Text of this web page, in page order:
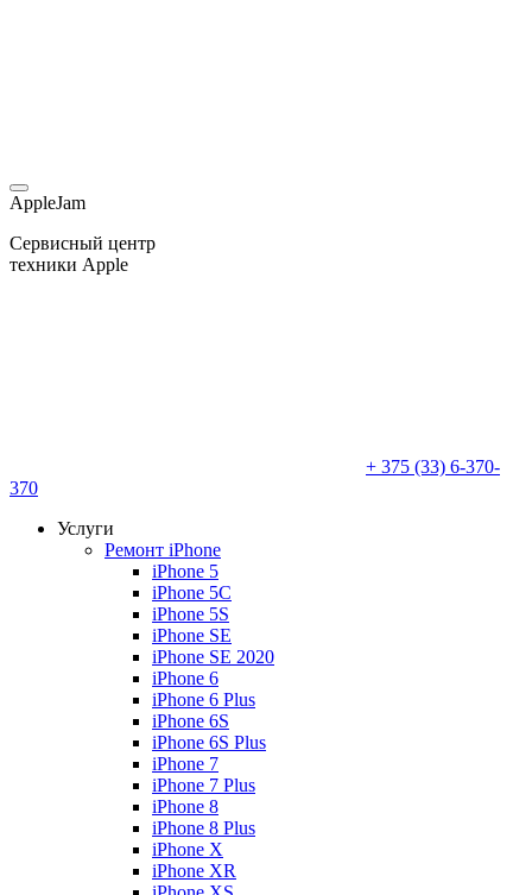
AppleJam
Сервисный центр
техники Apple
+ 375 (33) 6-370-
370
Услуги
Ремонт iPhone
iPhone 5
iPhone 5C
iPhone 5S
iPhone SE
iPhone SE 2020
iPhone 6
iPhone 6 Plus
iPhone 6S
iPhone 6S Plus
iPhone 7
iPhone 7 Plus
iPhone 8
iPhone 8 Plus
iPhone X
iPhone XR